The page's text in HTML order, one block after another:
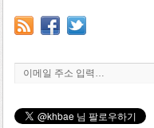
이메일 주소 입력…